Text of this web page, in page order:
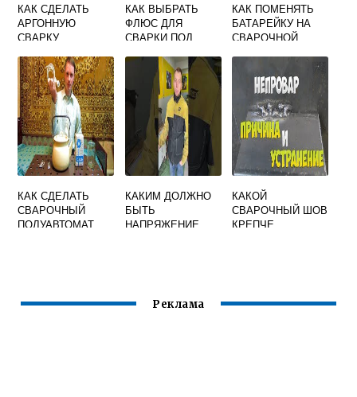
КАК СДЕЛАТЬ
АРГОННУЮ
СВАРКУ
КАК ВЫБРАТЬ
ФЛЮС ДЛЯ
СВАРКИ ПОД
КАК ПОМЕНЯТЬ
БАТАРЕЙКУ НА
СВАРОЧНОЙ
КАК СДЕЛАТЬ
СВАРОЧНЫЙ
ПОЛУАВТОМАТ
КАКИМ ДОЛЖНО
БЫТЬ
НАПРЯЖЕНИЕ
ОБРАБОТКИ
КАКОЙ
СВАРОЧНЫЙ ШОВ
КРЕПЧЕ
Реклама